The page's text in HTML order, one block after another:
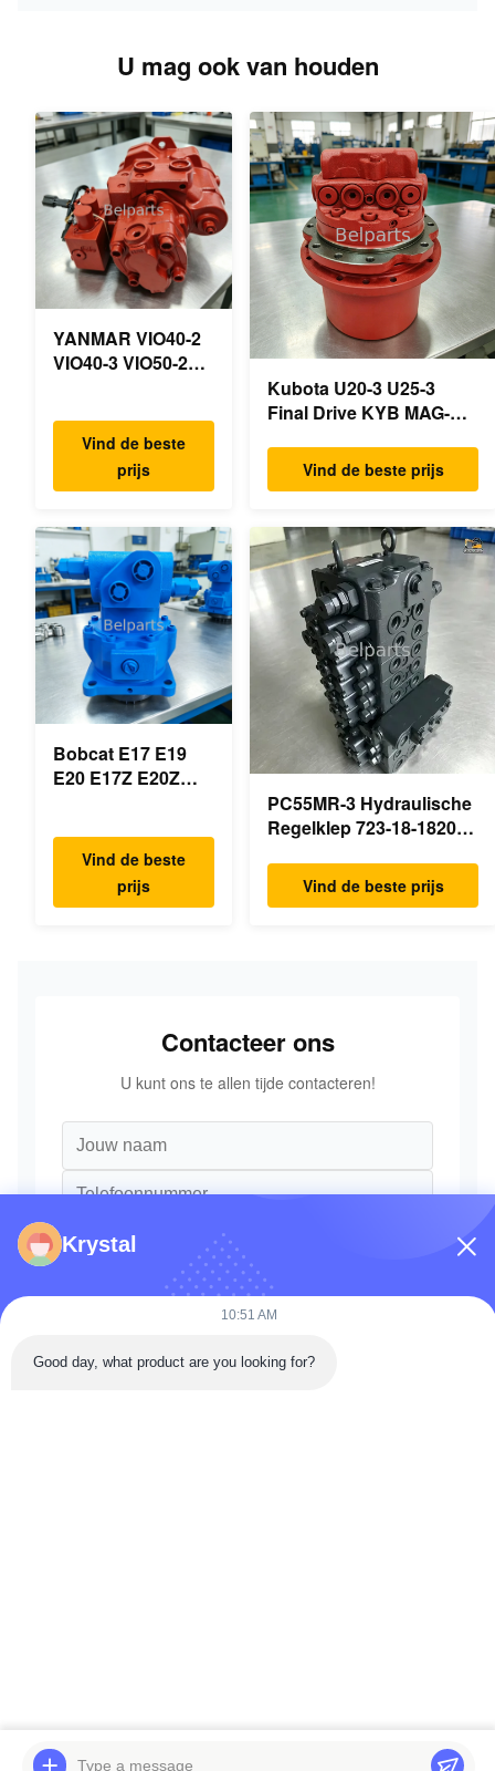
U mag ook van houden
YANMAR VIO40-2
VIO40-3 VIO50-2
Hoofdhydraulische
pomp OEM
PSVD2-17E B0600-
16017
Minigraafmachine
Vind de beste
prijs
Kubota U20-3 U25-3
Final Drive KYB MAG-
Reismotor B0240-18076
RB511-61290 RB559-
mini-
graafmachineonderdelen
Vind de beste prijs
Bobcat E17 E19
E20 E17Z E20Z
7024419 Voor mini
graafmachine
Vind de beste
prijs
PC55MR-3 Hydraulische
Regelklep 723-18-18200
18202 voor KOMATSU
Graafmachine Originele
Vind de beste prijs
Contacteer ons
U kunt ons te allen tijde contacteren!
Krystal
10:51 AM
Good day, what product are you looking for?